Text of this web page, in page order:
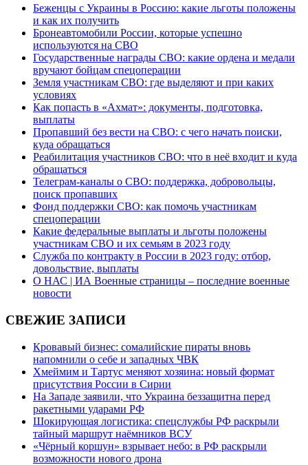
Беженцы с Украины в Россию: какие льготы положены
и как их получить
Бронеавтомобили России, которые успешно
используются на СВО
Государственные награды СВО: какие ордена и медали
вручают бойцам спецоперации
Земля участникам СВО: где выделяют и при каких
условиях
Как попасть в «Ахмат»: документы, подготовка,
выплаты
Пропавший без вести на СВО: с чего начать поиски,
куда обращаться
Реабилитация участников СВО: что в неё входит и куда
обращаться
Телеграм-каналы о СВО: поддержка, добровольцы,
поиск пропавших
Фонд поддержки СВО: как помочь участникам
спецоперации
Какие федеральные выплаты и льготы положены
участникам СВО и их семьям в 2023 году
Служба по контракту в России в 2023 году: отбор,
довольствие, выплаты
О НАС | ИА Военные страницы – последние военные
новости
СВЕЖИЕ ЗАПИСИ
Кровавый бизнес: сомалийские пираты вновь
напомнили о себе и западных ЧВК
Хмеймим и Тартус меняют хозяина: новый формат
присутствия России в Сирии
На Западе заявили, что Украина беззащитна перед
ракетными ударами РФ
Шокирующая логистика: спецслужбы РФ раскрыли
тайный маршрут наёмников ВСУ
«Чёрный коршун» взрывает небо: в РФ раскрыли
возможности нового дрона